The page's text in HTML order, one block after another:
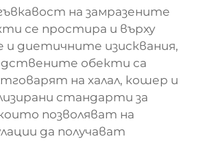
на замразените
се простира и върху
и диетичните изисквания,
обекти са
на халал, кошер и
стандарти за
позволяват на
да получават